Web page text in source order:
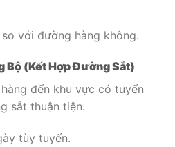
với đường hàng không.
Bộ (Kết Hợp Đường Sắt)
đến khu vực có tuyến
sắt thuận tiện.
tùy tuyến.